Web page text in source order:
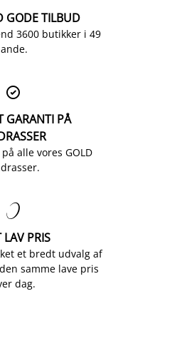
GODE TILBUD
3600 butikker i 49

GARANTI PÅ
alle vores GOLD

LAV PRIS
et bredt udvalg af
samme lave pris
dag.